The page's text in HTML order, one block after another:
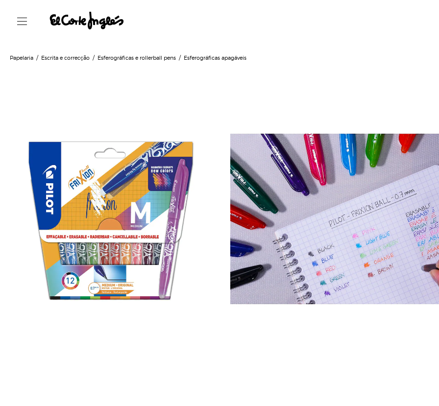
Papelaria Escrita e correcção Esferográficas e rollerball pens Esferográficas apagáveis